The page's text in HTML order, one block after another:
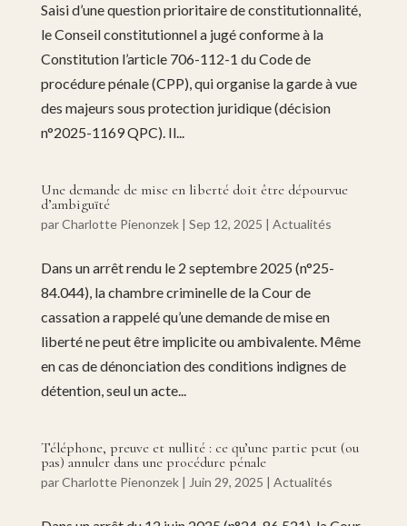
Saisi d’une question prioritaire de constitutionnalité,
le Conseil constitutionnel a jugé conforme à la
Constitution l’article 706-112-1 du Code de
procédure pénale (CPP), qui organise la garde à vue
des majeurs sous protection juridique (décision
n°2025-1169 QPC). Il...
Une demande de mise en liberté doit être dépourvue
d’ambiguïté
parCharlotte Pienonzek| Sep 12, 2025 | Actualités
Dans un arrêt rendu le 2 septembre 2025 (n°25-
84.044), la chambre criminelle de la Cour de
cassation a rappelé qu’une demande de mise en
liberté ne peut être implicite ou ambivalente. Même
en cas de dénonciation des conditions indignes de
détention, seul un acte...
Téléphone, preuve et nullité : ce qu’une partie peut (ou
pas) annuler dans une procédure pénale
parCharlotte Pienonzek| Juin 29, 2025 | Actualités